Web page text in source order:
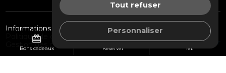
redeem
Bons cadeaux
event
Réserver
call
Tél.
Informations complémentairesMentions légales
Politique de confidentialité
Gestion des cookies
Tout refuser
Personnaliser